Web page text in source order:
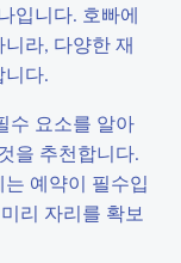
입니다. 호빠에
라, 다양한 재
니다.
수 요소를 알아
을 추천합니다.
예약이 필수입
리 자리를 확보